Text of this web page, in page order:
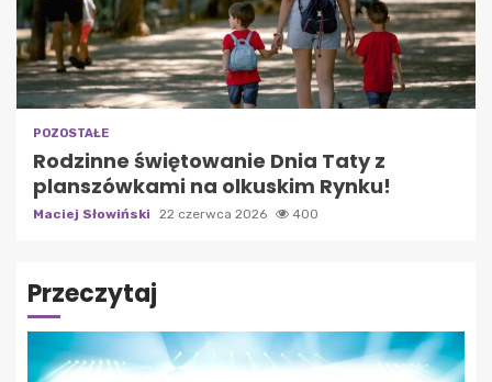
POZOSTAŁE
Rodzinne świętowanie Dnia Taty z
planszówkami na olkuskim Rynku!
Maciej Słowiński 22 czerwca 2026 400
Przeczytaj